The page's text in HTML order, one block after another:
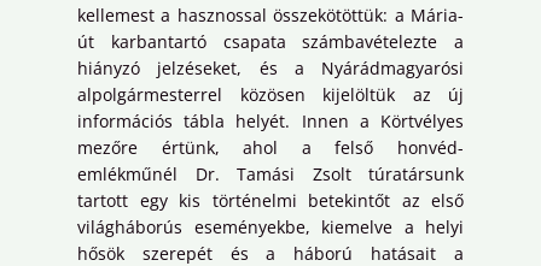
kellemest a hasznossal összekötöttük: a Mária-
út karbantartó csapata számbavételezte a
hiányzó jelzéseket, és a Nyárádmagyarósi
alpolgármesterrel közösen kijelöltük az új
információs tábla helyét. Innen a Körtvélyes
mezőre értünk, ahol a felső honvéd-
emlékműnél Dr. Tamási Zsolt túratársunk
tartott egy kis történelmi betekintőt az első
világháborús eseményekbe, kiemelve a helyi
hősök szerepét és a háború hatásait a